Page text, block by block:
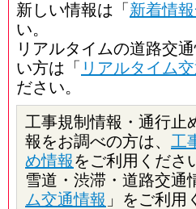
新しい情報は「 新着情
い。
リアルタイムの道路交
い方は「 リアルタイム
ださい。
工事規制情報・通行止
報をお調べの方は、 工
め情報をご利用くださ
雪道・渋滞・道路交通
ム交通情報 」をご利用